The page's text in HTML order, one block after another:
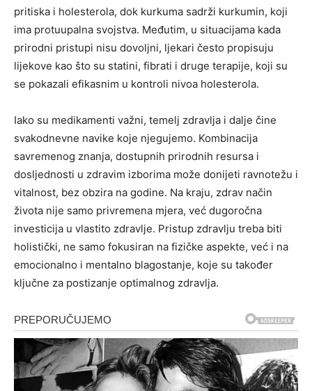
pritiska i holesterola, dok kurkuma sadrži kurkumin, koji
ima protuupalna svojstva. Međutim, u situacijama kada
prirodni pristupi nisu dovoljni, ljekari često propisuju
lijekove kao što su statini, fibrati i druge terapije, koji su
se pokazali efikasnim u kontroli nivoa holesterola.
Iako su medikamenti važni, temelj zdravlja i dalje čine
svakodnevne navike koje njegujemo. Kombinacija
savremenog znanja, dostupnih prirodnih resursa i
dosljednosti u zdravim izborima može donijeti ravnotežu i
vitalnost, bez obzira na godine. Na kraju, zdrav način
života nije samo privremena mjera, već dugoročna
investicija u vlastito zdravlje. Pristup zdravlju treba biti
holistički, ne samo fokusiran na fizičke aspekte, već i na
emocionalno i mentalno blagostanje, koje su također
ključne za postizanje optimalnog zdravlja.